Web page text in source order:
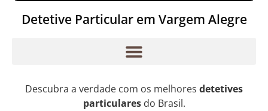
Detetive Particular em Vargem Alegre
Descubra a verdade com os melhores detetives
particularesdo Brasil.